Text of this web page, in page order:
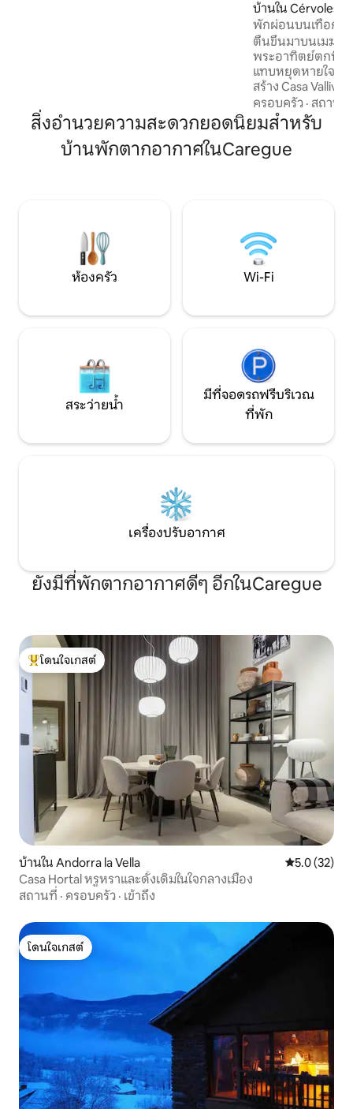
บ้านใน Cérvoles
พักผ่อนบนเทือกเข
สวยงาม
ตื่นขึ้นมาบนเมฆ ล้
พระอาทิตย์ตกที่ง
แทบหยุดหายใจขอ
สร้าง Casa
มีความปรารถนาที่
สงบและการเชื่อม
หมู่บ้านยุคกลางที่
เซอร์โวล (ความสูง
การเดินป่า ขี่จักร
ครอบครัว · สถานที่
สิ่งอำนวยความสะดวกยอดนิยมสำหรับ
บ้านพักตากอากาศในCaregue
ห้องครัว Wi-Fi
สระว่ายน้ำ
มีที่จอดรถฟรีบริเวณ
ที่พัก
เครื่องปรับอากาศ
ยังมีที่พักตากอากาศดีๆ อีกในCaregue
โดนใจเกสต์ที่สุด
โดนใจเกสต์
บ้านใน Andorra la Vella คะแนนเฉลี่ย
5.0 (32)
Casa Hortal หรูหราและดั้งเดิมในใจกลางเมือง
สถานที่ · ครอบครัว · เข้าถึง
โดนใจเกสต์
โดนใจเกสต์